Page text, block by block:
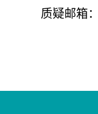
质疑邮箱：